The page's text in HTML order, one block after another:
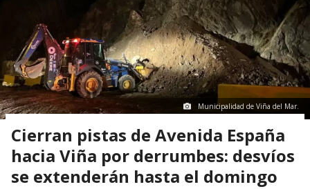
Municipalidad de Viña del Mar.
Cierran pistas de Avenida España
hacia Viña por derrumbes: desvíos
se extenderán hasta el domingo